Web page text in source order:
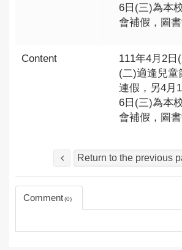
6日(三)為本
會補假，圖書
Content
111年4月2日
(二)適逢兒童
連假，另4月
6日(三)為本
會補假，圖書
Return to the previous
Comment 0